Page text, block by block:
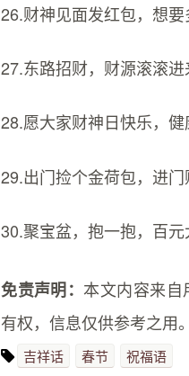
26.财神见面发红包，想要
27.东路招财，财源滚滚进
28.愿大家财神日快乐，
29.出门捡个金荷包，进门
30.聚宝盆，抱一抱，百元
免责声明： 本文内容来
有权，信息仅供参考之用。
吉祥话 春节 祝福语